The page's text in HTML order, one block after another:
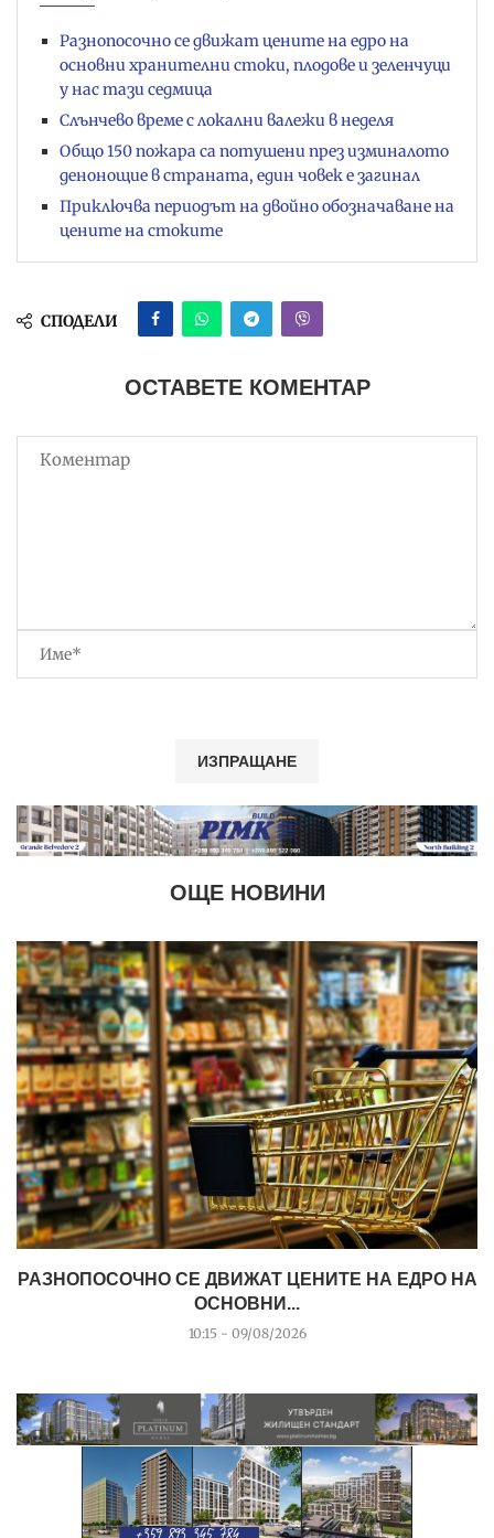
Разнопосочно се движат цените на едро на
основни хранителни стоки, плодове и зеленчуци
у нас тази седмица
Слънчево време с локални валежи в неделя
Общо 150 пожара са потушени през изминалото
денонощие в страната, един човек е загинал
Приключва периодът на двойно обозначаване на
цените на стоките
СПОДЕЛИ
ОСТАВЕТЕ КОМЕНТАР
ОЩЕ НОВИНИ
РАЗНОПОСОЧНО СЕ ДВИЖАТ ЦЕНИТЕ НА ЕДРО НА
ОСНОВНИ...
10:15 - 09/08/2026